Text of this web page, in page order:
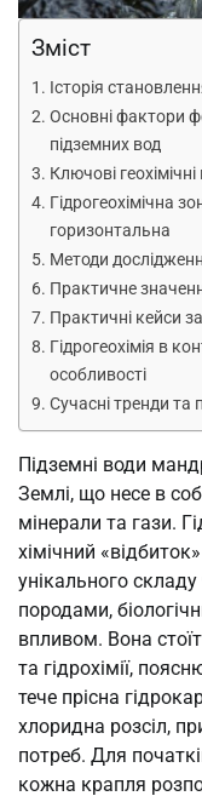
Зміст
Історія
Основні фактори
підземних вод
Ключові
Гідрогеохімічна
горизонтальна
Методи
Практичне
Практичні кейси
Гідрогеохімія в
особливості
Сучасні тренди та
Підземні води
Землі, що несе в
мінерали та гази.
хімічний
унікального
породами,
впливом. Вона
та гідрохімії,
тече прісна
хлоридна розсіл,
потреб. Для
кожна крапля